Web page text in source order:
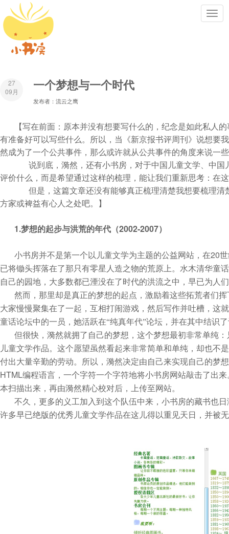
27
09月
一个梦想与一个时代
发布者：流云之鹰
【写在前面： 原本并没有想要写什么的，纪念是如此私人
有准备好可以写些什么。所以，当《新京报书评周刊》说想要
然成为了一个公共事件，那么或许就从公共事件的角度来说一
评价什么，而是希望通过这样的梳理，能让我们重新思考：在
方家或裨益有心人之处吧。】
1.梦想的起步与洪荒的年代（2002-2007）
小书房并不是第一个以儿童文学为主题的公益网站，在20
已将锄头挥落在了那只有零星人造之物的荒原上。水木清华
自己的园地，大多数都已湮没在了时代的洪流之中，早已为人
然而，那里却是真正的梦想的起点，激励着这些拓荒者们
大家慢慢聚集在了一起，互相打闹游戏，然后写作并吐槽，
童话论坛中的一员，她活跃在“纯真年代”论坛，并在其中结识
但很快，漪然就拥了自己的梦想，这个梦想最初非常单纯
儿童文学作品。这个愿望虽然看起来非常简单和单纯，却也不
付出大量辛勤的劳动。所以，漪然决定由自己来实现自己的梦
HTML编程语言，一个字符一个字符地将小书房网站敲击了出
本扫描出来，再由漪然精心校对后，上传至网站。
不久，更多的义工加入到这个队伍中来，小书房的藏书也
许多早已绝版的优秀儿童文学作品在这儿得以重见天日，并被